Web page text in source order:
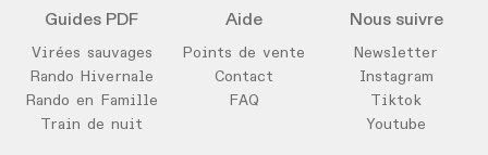
Guides PDF
Virées sauvages
Rando Hivernale
Rando en Famille
Train de nuit
Aide
Points de vente
Contact
FAQ
Nous suivre
Newsletter
Instagram
Tiktok
Youtube